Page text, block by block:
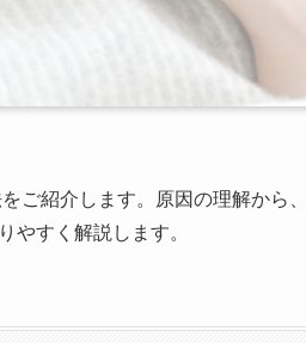
ご紹介します。原因の理解から
やすく解説します。